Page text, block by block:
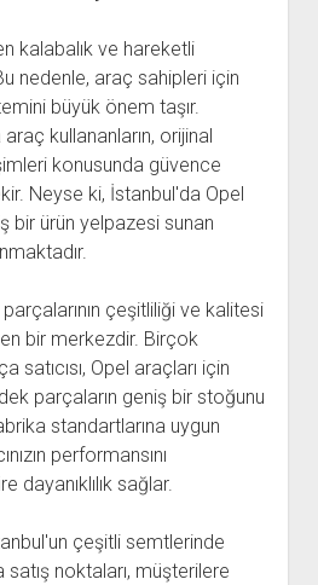
kalabalık ve hareketli
nedenle, araç sahipleri için
büyük önem taşır.
kullananların, orijinal
konusunda güvence
Neyse ki, İstanbul'da Opel
bir ürün yelpazesi sunan
çeşitliliği ve kalitesi
bir merkezdir. Birçok
Opel araçları için
parçaların geniş bir stoğunu
standartlarına uygun
performansını
dayanıklılık sağlar.
çeşitli semtlerinde
noktaları, müşterilere